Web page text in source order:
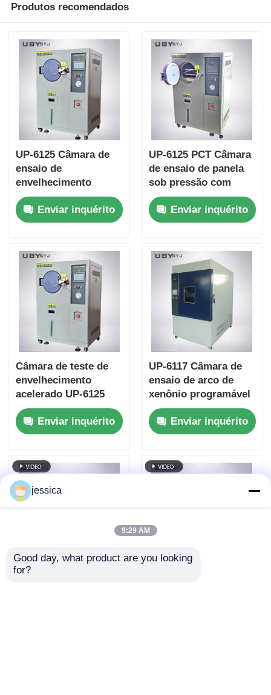
Produtos recomendados
UP-6125 Câmara de
ensaio de
envelhecimento
acelerado com faixa
de umidade de
100%Rh,
temperatura ± 0,5oC e
faixa de temperatura
de 105oC~+135oC
para ensaios
industriais
eletrónicos
Enviar inquérito
UP-6125 PCT Câmara
de ensaio de panela
sob pressão com
vapor saturado fixo
100% RH para 105°C
~ 143°C Intervalo de
pressão de trabalho
0,05 ~ 0,30MPa
Enviar inquérito
Câmara de teste de
envelhecimento
acelerado UP-6125
com umidade
saturada fixa 100%
105°C ~ faixa de
pressão de trabalho
de 0,05~0,30MPa
Enviar inquérito
UP-6117 Câmara de
ensaio de arco de
xenônio programável
com lâmpada de
xenônio de arco
longo arrefecida a ar
envelhecimento
compatíveis com ISO
Enviar inquérito
jessica
9:29 AM
Good day, what product are you looking
for?